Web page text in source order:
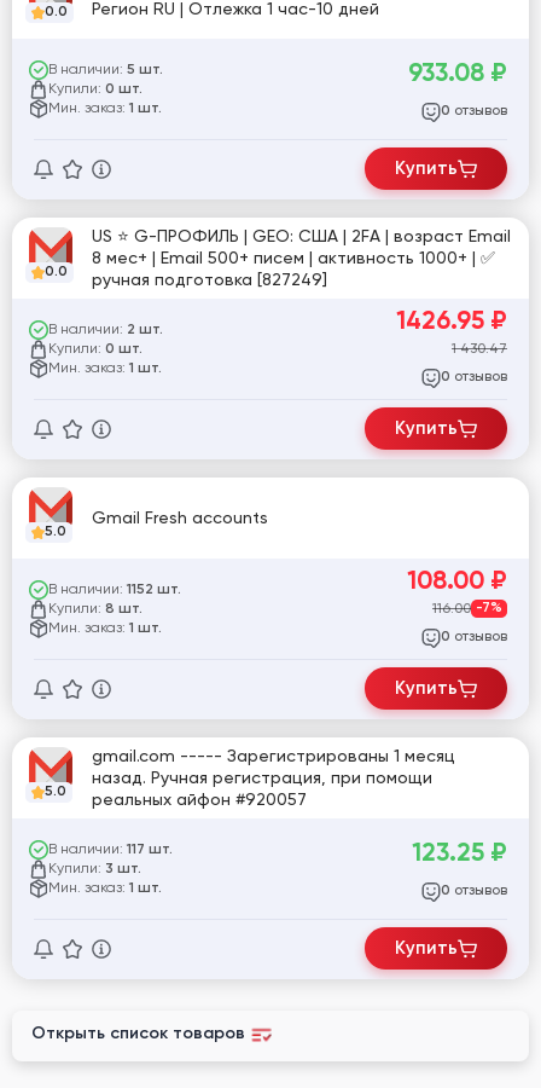
0.0 Регион RU | Отлежка 1 час-10 дней
В наличии: 5 шт.
Купили: 0 шт.
Мин. заказ: 1 шт.
933.08 ₽
0 отзывов
Купить
0.0
US ⭐️ G-ПРОФИЛЬ | GEO: США | 2FA | возраст Email
8 мес+ | Email 500+ писем | активность 1000+ | ✅
ручная подготовка [827249]
В наличии: 2 шт.
Купили: 0 шт.
Мин. заказ: 1 шт.
1426.95 ₽
1 430.47
0 отзывов
Купить
5.0
Gmail Fresh accounts
В наличии: 1152 шт.
Купили: 8 шт.
Мин. заказ: 1 шт.
108.00 ₽
116.00 -7%
0 отзывов
Купить
5.0
gmail.com ----- Зарегистрированы 1 месяц
назад. Ручная регистрация, при помощи
реальных айфон #920057
В наличии: 117 шт.
Купили: 3 шт.
Мин. заказ: 1 шт.
123.25 ₽
0 отзывов
Купить
Открыть список товаров